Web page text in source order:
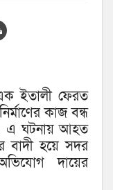
ইতালী ফেরত
কাজ বন্ধ
এ ঘটনায় আহত
বাদী হয়ে সদর
দায়ের